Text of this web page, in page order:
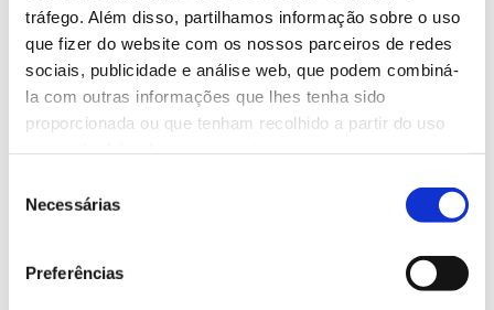
tráfego. Além disso, partilhamos informação sobre o uso
que fizer do website com os nossos parceiros de redes
sociais, publicidade e análise web, que podem combiná-
la com outras informações que lhes tenha sido
proporcionada ou que tenham recolhido a partir do uso
Necessárias
Preferências
Como podes ver,
existem muitas opções de
que podes incluir